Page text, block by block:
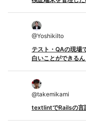
@YoshikiIto
テスト・QAの現場
白いことができる
@takemikami
textlintでRailsの言